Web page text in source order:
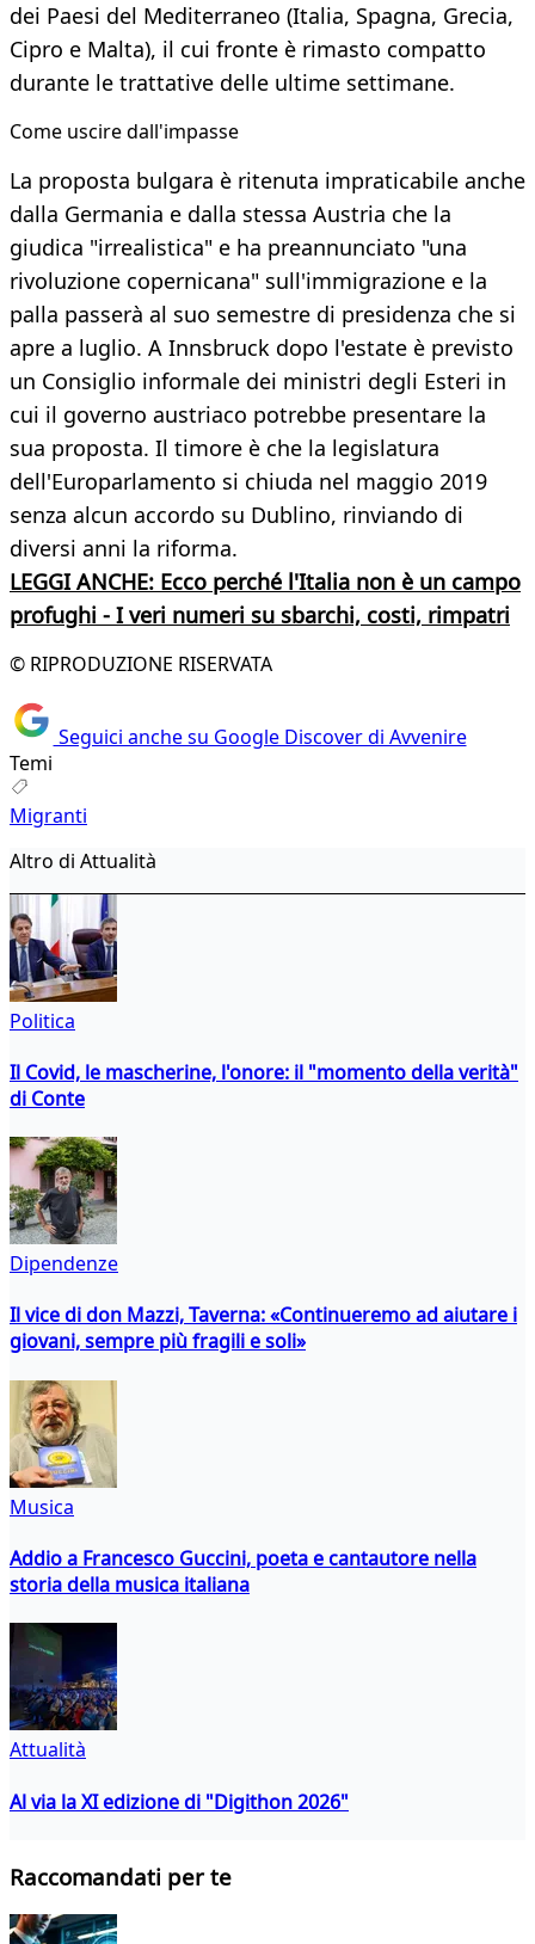
dei Paesi del Mediterraneo (Italia, Spagna, Grecia,
Cipro e Malta), il cui fronte è rimasto compatto
durante le trattative delle ultime settimane.
Come uscire dall'impasse
La proposta bulgara è ritenuta impraticabile anche
dalla Germania e dalla stessa Austria che la
giudica "irrealistica" e ha preannunciato "una
rivoluzione copernicana" sull'immigrazione e la
palla passerà al suo semestre di presidenza che si
apre a luglio. A Innsbruck dopo l'estate è previsto
un Consiglio informale dei ministri degli Esteri in
cui il governo austriaco potrebbe presentare la
sua proposta. Il timore è che la legislatura
dell'Europarlamento si chiuda nel maggio 2019
senza alcun accordo su Dublino, rinviando di
diversi anni la riforma.
LEGGI ANCHE: Ecco perché l'Italia non è un campo
profughi - I veri numeri su sbarchi, costi, rimpatri
© RIPRODUZIONE RISERVATA
Seguici anche su Google Discover di Avvenire
Temi
Migranti
Altro di Attualità
Politica
Il Covid, le mascherine, l'onore: il "momento della verità"
di Conte
Dipendenze
Il vice di don Mazzi, Taverna: «Continueremo ad aiutare i
giovani, sempre più fragili e soli»
Musica
Addio a Francesco Guccini, poeta e cantautore nella
storia della musica italiana
Attualità
Al via la XI edizione di "Digithon 2026"
Raccomandati per te